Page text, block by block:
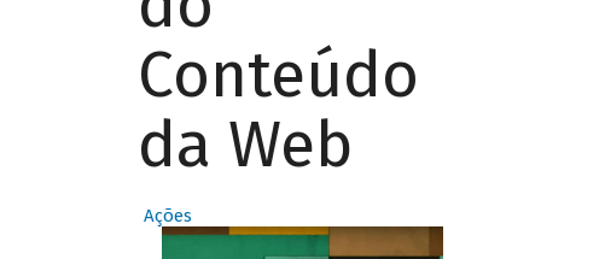
Conteúdo
da Web
Ações